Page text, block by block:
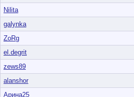
Nilita
galynka
ZoRg
el.degrit
zews89
alanshor
Арина25